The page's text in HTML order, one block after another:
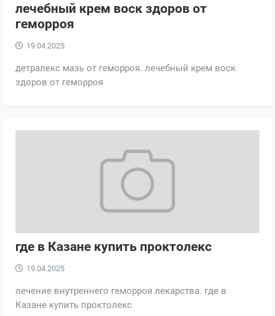
лечебный крем воск здоров от
геморроя
19.04.2025
детралекс мазь от геморроя. лечебный крем воск
здоров от геморроя
где в Казане купить проктолекс
19.04.2025
лечение внутреннего геморроя лекарства. где в
Казане купить проктолекс